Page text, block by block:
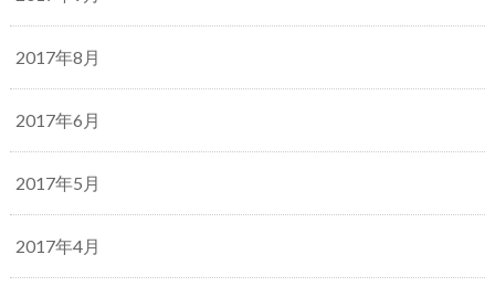
2017年8月
2017年6月
2017年5月
2017年4月